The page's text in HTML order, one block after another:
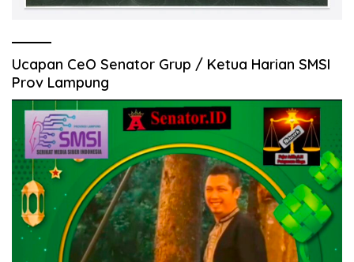
Ucapan CeO Senator Grup / Ketua Harian SMSI
Prov Lampung